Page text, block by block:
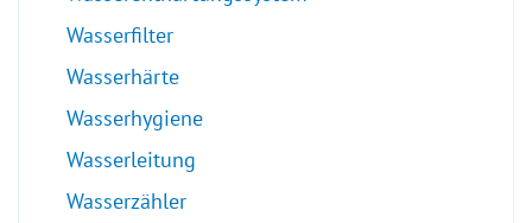
Wasserfilter
Wasserhärte
Wasserhygiene
Wasserleitung
Wasserzähler